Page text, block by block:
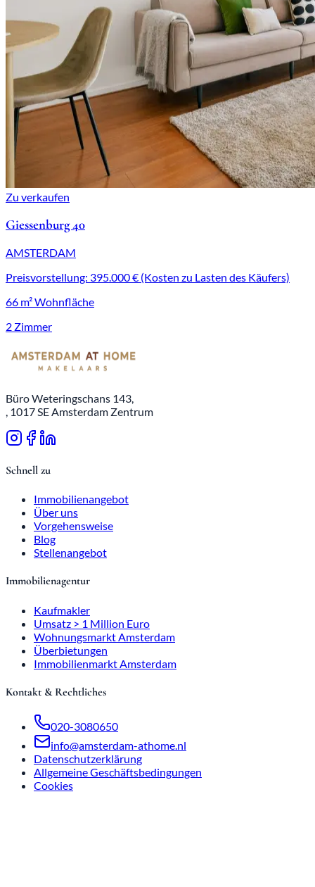
Zu verkaufen
Giessenburg 40
AMSTERDAM
Preisvorstellung: 395.000 € (Kosten zu Lasten des Käufers)
66 m² Wohnfläche
2 Zimmer
Büro Weteringschans 143,
, 1017 SE Amsterdam Zentrum
Schnell zu
Immobilienangebot
Über uns
Vorgehensweise
Blog
Stellenangebot
Immobilienagentur
Kaufmakler
Umsatz > 1 Million Euro
Wohnungsmarkt Amsterdam
Überbietungen
Immobilienmarkt Amsterdam
Kontakt & Rechtliches
020-3080650
info@amsterdam-athome.nl
Datenschutzerklärung
Allgemeine Geschäftsbedingungen
Cookies